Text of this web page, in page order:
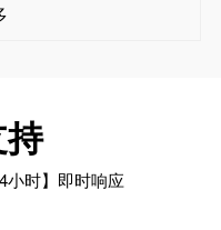
小时】即时响应